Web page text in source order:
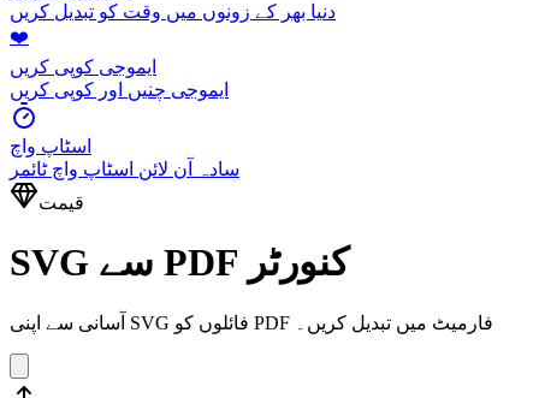
دنیا بھر کے زونوں میں وقت کو تبدیل کریں
❤️
ایموجی کوپی کریں
ایموجی چنیں اور کوپی کریں
اسٹاپ واچ
سادہ آن لائن اسٹاپ واچ ٹائمر
قیمت
SVG سے PDF کنورٹر
آسانی سے اپنی SVG فائلوں کو PDF فارمیٹ میں تبدیل کریں۔